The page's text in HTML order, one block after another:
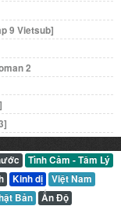
9 Vietsub]
2
Tình Cảm - Tâm Lý
Kinh dị
Việt Nam
Bản
Ấn Độ